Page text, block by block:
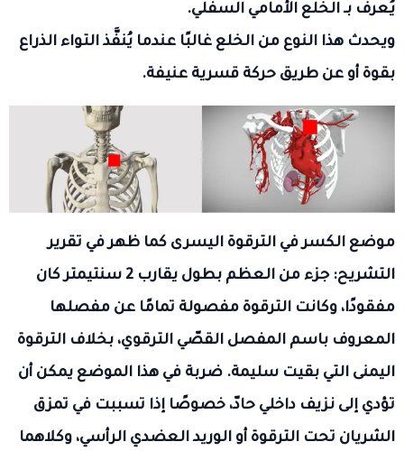
يُعرف بـ الخلع الأمامي السفلي.
ويحدث هذا النوع من الخلع غالبًا عندما يُنفَّذ التواء الذراع
بقوة أو عن طريق حركة قسرية عنيفة.
موضع الكسر في الترقوة اليسرى كما ظهر في تقرير
التشريح: جزء من العظم بطول يقارب 2 سنتيمتر كان
مفقودًا، وكانت الترقوة مفصولة تمامًا عن مفصلها
المعروف باسم المفصل القصّي الترقوي، بخلاف الترقوة
اليمنى التي بقيت سليمة. ضربة في هذا الموضع يمكن أن
تؤدي إلى نزيف داخلي حادّ، خصوصًا إذا تسببت في تمزق
الشريان تحت الترقوة أو الوريد العضدي الرأسي، وكلاهما